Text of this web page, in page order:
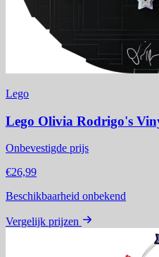
Lego
Lego Olivia Rodrigo's
Onbevestigde prijs
€26,99
Beschikbaarheid onbekend
Vergelijk prijzen